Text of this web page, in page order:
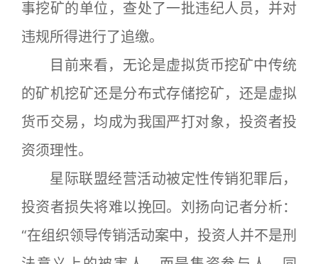
事挖矿的单位，查处了一批违纪人员，并对
违规所得进行了追缴。
目前来看，无论是虚拟货币挖矿中传统
的矿机挖矿还是分布式存储挖矿，还是虚拟
货币交易，均成为我国严打对象，投资者投
资须理性。
星际联盟经营活动被定性传销犯罪后，
投资者损失将难以挽回。刘扬向记者分析：
“在组织领导传销活动案中，投资人并不是刑